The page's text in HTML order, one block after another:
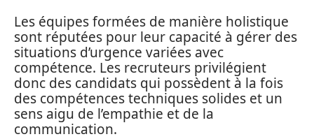
Les équipes formées de manière holistique
sont réputées pour leur capacité à gérer des
situations d’urgence variées avec
compétence. Les recruteurs privilégient
donc des candidats qui possèdent à la fois
des compétences techniques solides et un
sens aigu de l’empathie et de la
communication.